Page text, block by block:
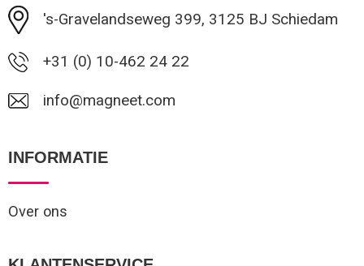
's-Gravelandseweg 399, 3125 BJ Schiedam
+31 (0) 10-462 24 22
info@magneet.com
INFORMATIE
Over ons